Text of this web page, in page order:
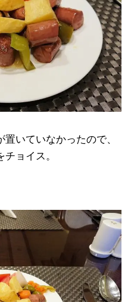
いていなかったので、
ョイス。